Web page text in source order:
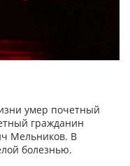
умер почетный
гражданин
Мельников. В
болезнью.